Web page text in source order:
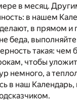
в месяц.
в нашем
в прямом и
беда,
такая: чем
чтобы
немного, а
наш Календарь,